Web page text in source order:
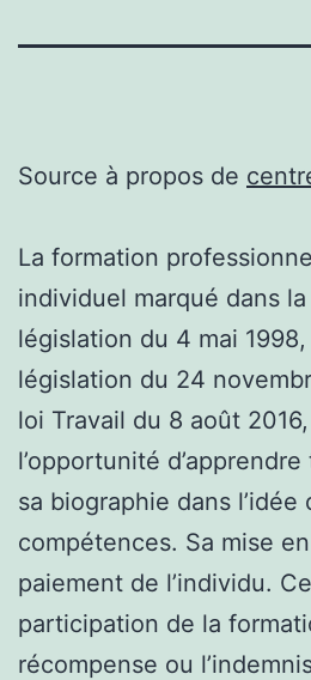
Source à propos de
La formation
individuel marqué dans
législation du 4 mai
législation du 24
loi Travail du 8 août
l’opportunité
sa biographie dans l’idée
compétences. Sa mise
paiement de l’individu.
participation de la
récompense ou